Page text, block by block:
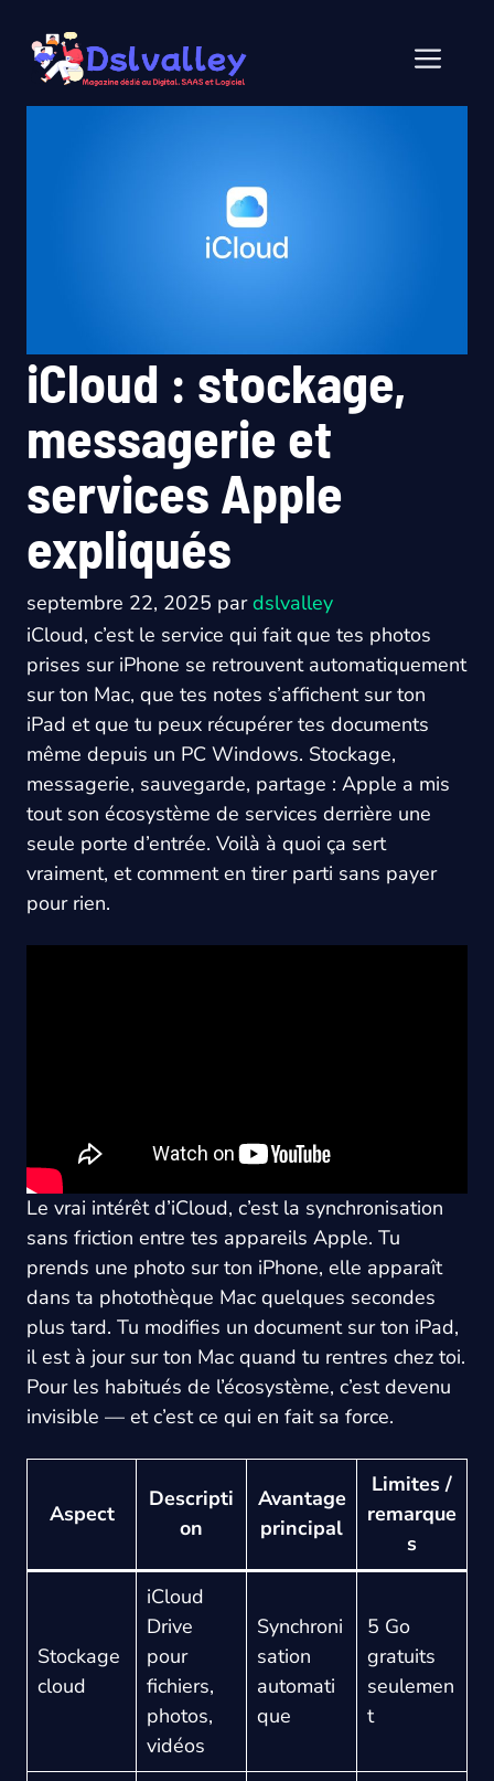
contenu
iCloud : stockage,
messagerie et
services Apple
expliqués
septembre 22, 2025 pardslvalley
iCloud, c’est le service qui fait que tes photos
prises sur iPhone se retrouvent automatiquement
sur ton Mac, que tes notes s’affichent sur ton
iPad et que tu peux récupérer tes documents
même depuis un PC Windows. Stockage,
messagerie, sauvegarde, partage : Apple a mis
tout son écosystème de services derrière une
seule porte d’entrée. Voilà à quoi ça sert
vraiment, et comment en tirer parti sans payer
pour rien.
Le vrai intérêt d’iCloud, c’est la synchronisation
sans friction entre tes appareils Apple. Tu
prends une photo sur ton iPhone, elle apparaît
dans ta photothèque Mac quelques secondes
plus tard. Tu modifies un document sur ton iPad,
il est à jour sur ton Mac quand tu rentres chez toi.
Pour les habitués de l’écosystème, c’est devenu
invisible — et c’est ce qui en fait sa force.
Aspect
Descripti
on
Avantage
principal
Limites /
remarque
s
Stockage
cloud
iCloud
Drive
pour
fichiers,
photos,
vidéos
Synchroni
sation
automati
que
5 Go
gratuits
seulemen
t